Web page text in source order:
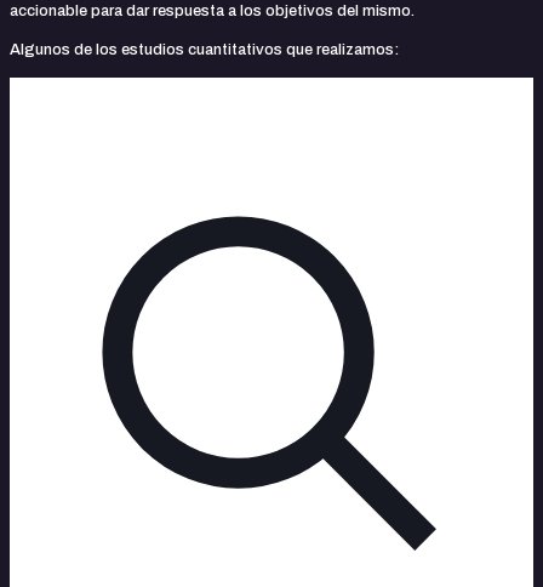
accionable para dar respuesta a los objetivos del mismo.
Algunos de los estudios cuantitativos que realizamos: